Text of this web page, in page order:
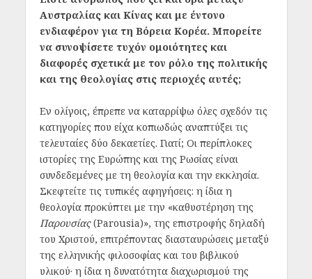
Αυστραλίας και Κίνας και με έντονο
ενδιαφέρον για τη Βόρεια Κορέα. Μπορείτε
να συνοψίσετε τυχόν ομοιότητες και
διαφορές σχετικά με τον ρόλο της πολιτικής
και της θεολογίας στις περιοχές αυτές;
Εν ολίγοις, έπρεπε να καταρρίψω όλες σχεδόν τις
κατηγορίες που είχα κοπιωδώς αναπτύξει τις
τελευταίες δύο δεκαετίες. Γιατί; Οι περίπλοκες
ιστορίες της Ευρώπης και της Ρωσίας είναι
συνδεδεμένες με τη θεολογία και την εκκλησία.
Σκεφτείτε τις τυπικές αφηγήσεις: η ίδια η
θεολογία προκύπτει με την «καθυστέρηση της
Παρουσίας(Parousia)», της επιστροφής δηλαδή
του Χριστού, επιτρέποντας διασταυρώσεις μεταξύ
της ελληνικής φιλοσοφίας και του βιβλικού
υλικού· η ίδια η δυνατότητα διαχωρισμού της